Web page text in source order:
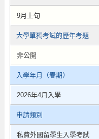
9月上旬
大學單獨考試的歷年考題
非公開
入學年月（春期）
2026年4月入學
申請類別
私費外國留學生入學考試